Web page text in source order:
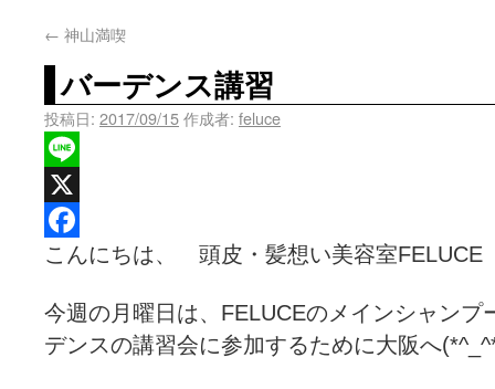
← 神山満喫
バーデンス講習
投稿日: 2017/09/15作成者: feluce
Line
X
Facebook
こんにちは、 頭皮・髪想い美容室
今週の月曜日は、FELUCEのメインシャンプ
デンスの講習会に参加するために大阪へ